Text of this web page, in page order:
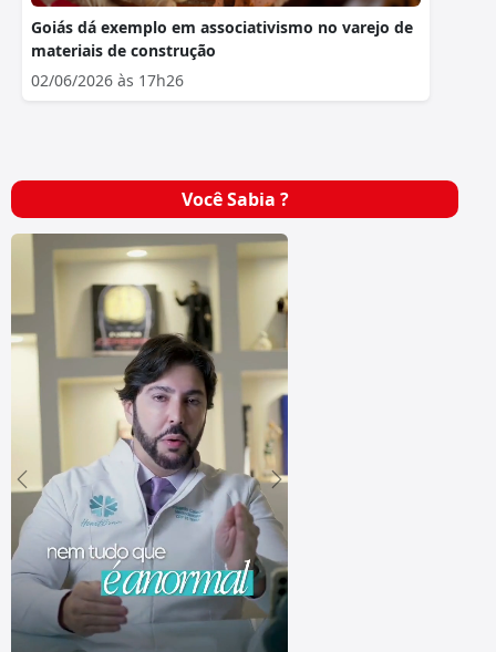
Goiás dá exemplo em associativismo no varejo de
materiais de construção
02/06/2026 às 17h26
Você Sabia ?